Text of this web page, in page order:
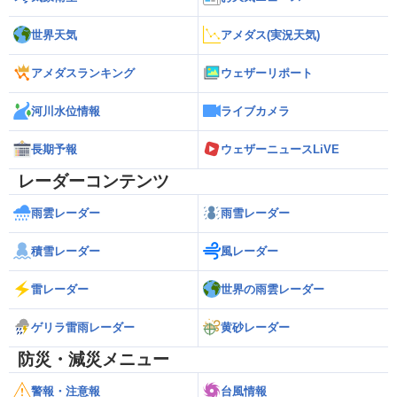
世界天気 アメダス(実況天気)
アメダスランキング ウェザーリポート
河川水位情報 ライブカメラ
長期予報 ウェザーニュースLiVE
レーダーコンテンツ
雨雲レーダー 雨雪レーダー
積雪レーダー 風レーダー
雷レーダー 世界の雨雲レーダー
ゲリラ雷雨レーダー 黄砂レーダー
防災・減災メニュー
警報・注意報 台風情報